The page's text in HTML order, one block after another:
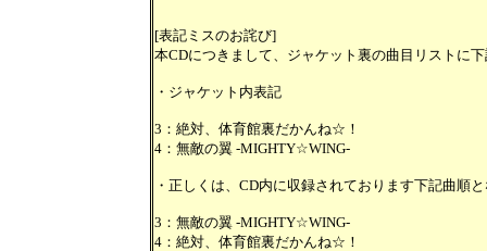
[表記ミスのお詫び]
本CDにつきまして、ジャケット裏の曲目リストに
・ジャケット内表記
3：絶対、体育館裏だかんね☆！
4：無敵の翼 -MIGHTY☆WING-
・正しくは、CD内に収録されております下記曲順
3：無敵の翼 -MIGHTY☆WING-
4：絶対、体育館裏だかんね☆！